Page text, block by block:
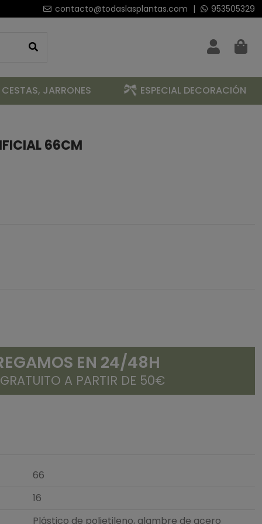
contacto@todaslasplantas.com | 953505329
JARRONES ESPECIAL DECORACIÓN
66CM
EN 24/48H
A PARTIR DE 50€
66
16
Plástico de polietileno, alambre de acero